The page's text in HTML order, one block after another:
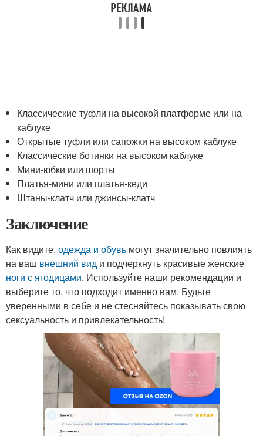
Классические туфли на высокой платформе или на
каблуке
Открытые туфли или сапожки на высоком каблуке
Классические ботинки на высоком каблуке
Мини-юбки или шорты
Платья-мини или платья-кеди
Штаны-клатч или джинсы-клатч
Заключение
Как видите, одежда и обувь могут значительно повлиять
на ваш внешний вид и подчеркнуть красивые женские
ноги с ягодицами. Используйте наши рекомендации и
выберите то, что подходит именно вам. Будьте
уверенными в себе и не стесняйтесь показывать свою
сексуальность и привлекательность!